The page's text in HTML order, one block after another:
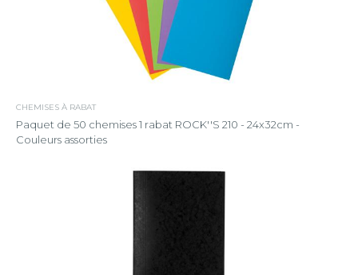
CHEMISES À RABAT
Paquet de 50 chemises 1 rabat ROCK''S 210 - 24x32cm -
Couleurs assorties